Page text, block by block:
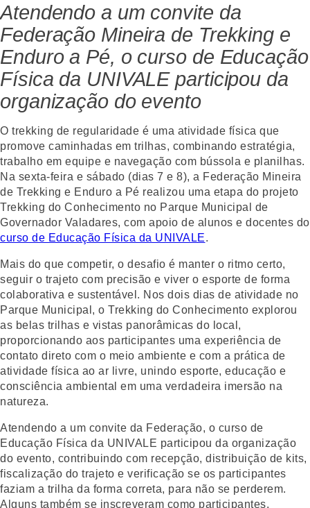
Atendendo a um convite da
Federação Mineira de Trekking e
Enduro a Pé, o curso de Educação
Física da UNIVALE participou da
organização do evento
O trekking de regularidade é uma atividade física que
promove caminhadas em trilhas, combinando estratégia,
trabalho em equipe e navegação com bússola e planilhas.
Na sexta-feira e sábado (dias 7 e 8), a Federação Mineira
de Trekking e Enduro a Pé realizou uma etapa do projeto
Trekking do Conhecimento no Parque Municipal de
Governador Valadares, com apoio de alunos e docentes do
curso de Educação Física da UNIVALE.
Mais do que competir, o desafio é manter o ritmo certo,
seguir o trajeto com precisão e viver o esporte de forma
colaborativa e sustentável. Nos dois dias de atividade no
Parque Municipal, o Trekking do Conhecimento explorou
as belas trilhas e vistas panorâmicas do local,
proporcionando aos participantes uma experiência de
contato direto com o meio ambiente e com a prática de
atividade física ao ar livre, unindo esporte, educação e
consciência ambiental em uma verdadeira imersão na
natureza.
Atendendo a um convite da Federação, o curso de
Educação Física da UNIVALE participou da organização
do evento, contribuindo com recepção, distribuição de kits,
fiscalização do trajeto e verificação se os participantes
faziam a trilha da forma correta, para não se perderem.
Alguns também se inscreveram como participantes,